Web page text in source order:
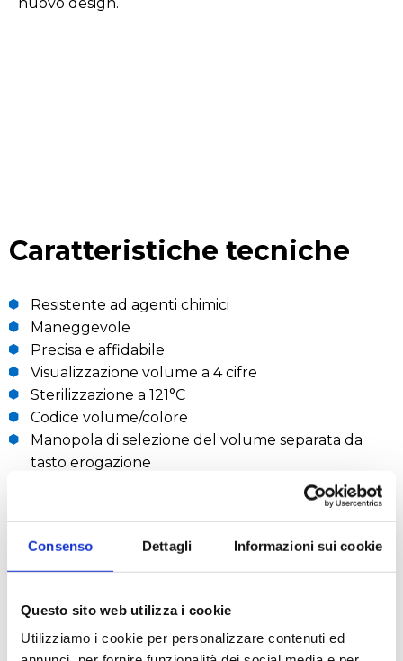
Consenso Dettagli Informazioni sui cookie
Questo sito web utilizza i cookie
Utilizziamo i cookie per personalizzare contenuti ed
Caratteristiche tecniche
Resistente ad agenti chimici
Maneggevole
Precisa e affidabile
Visualizzazione volume a 4 cifre
Sterilizzazione a 121°C
Codice volume/colore
Manopola di selezione del volume separata da
tasto erogazione
Tasto separato per espulsione dei puntali
RICHIEDI UN PREVENTIVO
Settori